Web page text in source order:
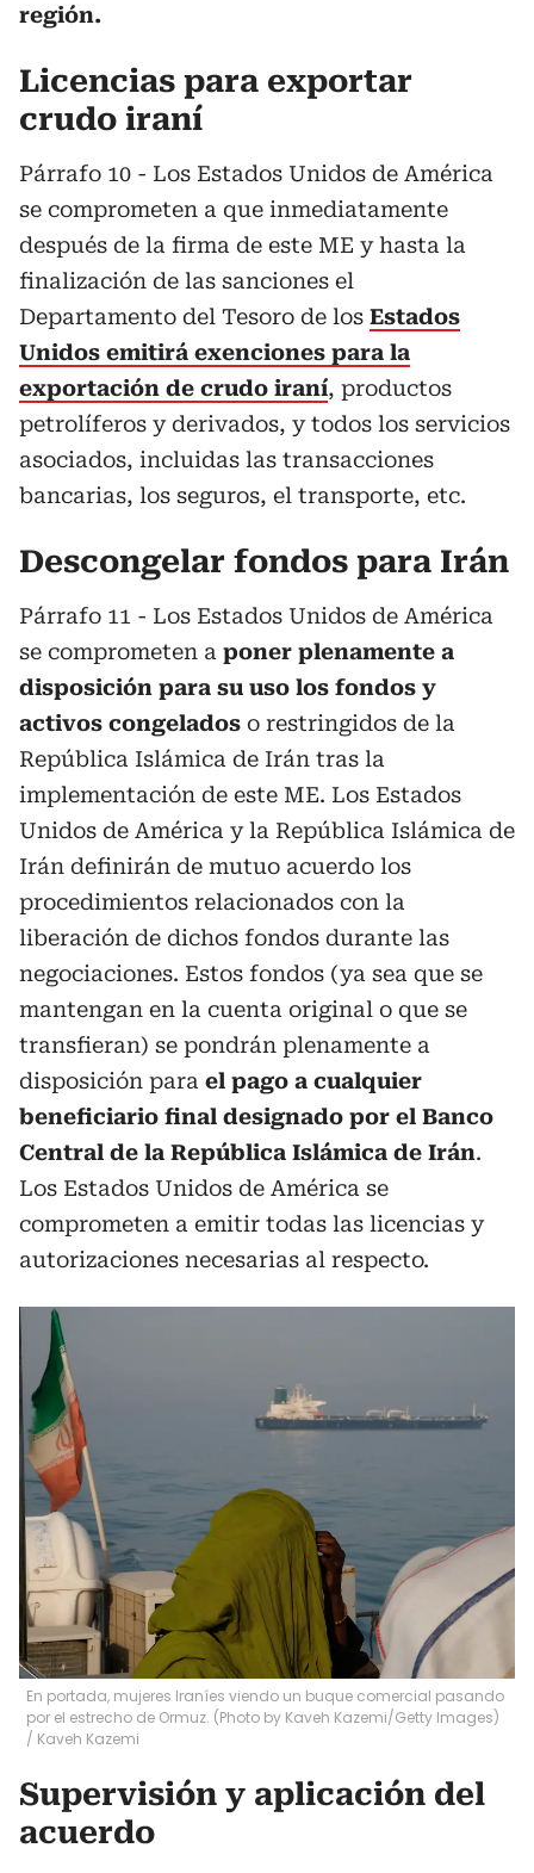
región.
Licencias para exportar
crudo iraní
Párrafo 10 - Los Estados Unidos de América
se comprometen a que inmediatamente
después de la firma de este ME y hasta la
finalización de las sanciones el
Departamento del Tesoro de los Estados
Unidos emitirá exenciones para la
exportación de crudo iraní, productos
petrolíferos y derivados, y todos los servicios
asociados, incluidas las transacciones
bancarias, los seguros, el transporte, etc.
Descongelar fondos para Irán
Párrafo 11 - Los Estados Unidos de América
se comprometen a poner plenamente a
disposición para su uso los fondos y
activos congelados o restringidos de la
República Islámica de Irán tras la
implementación de este ME. Los Estados
Unidos de América y la República Islámica de
Irán definirán de mutuo acuerdo los
procedimientos relacionados con la
liberación de dichos fondos durante las
negociaciones. Estos fondos (ya sea que se
mantengan en la cuenta original o que se
transfieran) se pondrán plenamente a
disposición para el pago a cualquier
beneficiario final designado por el Banco
Central de la República Islámica de Irán.
Los Estados Unidos de América se
comprometen a emitir todas las licencias y
autorizaciones necesarias al respecto.
En portada, mujeres Iraníes viendo un buque comercial pasando
por el estrecho de Ormuz. (Photo by Kaveh Kazemi/Getty Images)
/ Kaveh Kazemi
Supervisión y aplicación del
acuerdo